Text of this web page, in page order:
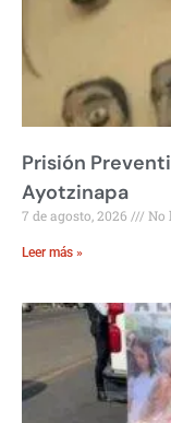
Prisión
Ayotzinapa
7 de agosto, 2026 No
Leer más »